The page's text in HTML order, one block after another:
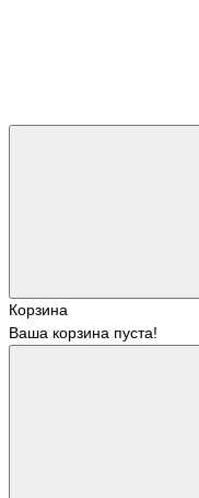
Корзина
Ваша корзина пуста!